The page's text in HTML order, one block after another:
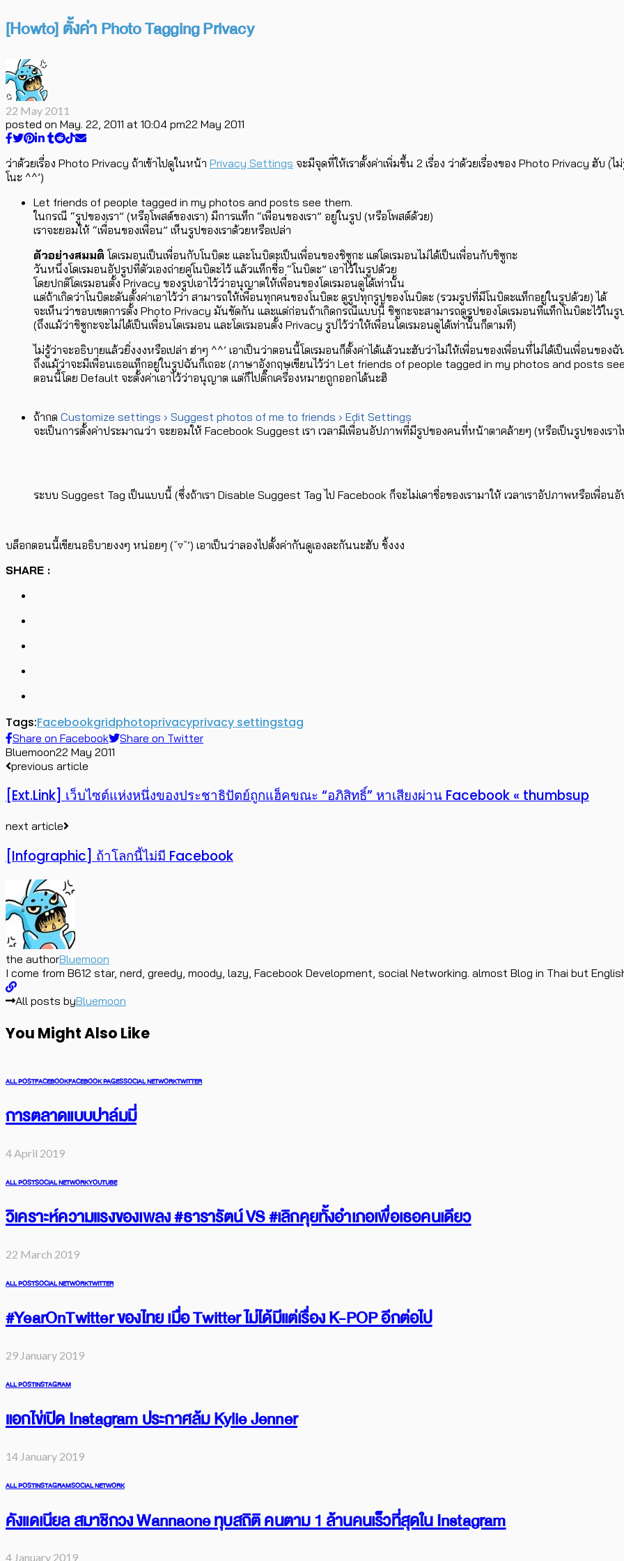
[Howto] ตั้งค่า Photo Tagging Privacy
22 May 2011
posted on May. 22, 2011 at 10:04 pm22 May 2011
ว่าด้วยเรื่อง Photo Privacy ถ้าเข้าไปดูในหน้า Privacy Settings จะมีจุดที่ให้เราตั้งค่าเพิ่มขึ้น 2 เรื่อง ว่าด้วยเรื่องของ Photo Privacy ฮับ
โนะ ^^’)
Let friends of people tagged in my photos and posts see them.
ในกรณี “รูปของเรา” (หรือโพสต์ของเรา) มีการแท็ก “เพื่อนของเรา” อยู่ในรูป (หรือโพสต์ด้วย)
เราจะยอมให้ “เพื่อนของเพื่อน” เห็นรูปของเราด้วยหรือเปล่า
ตัวอย่างสมมติ โดเรมอนเป็นเพื่อนกับโนบิตะ และโนบิตะเป็นเพื่อนของชิซูกะ แต่โดเรมอนไม่ได้เป็นเพื่อนกับชิซูกะ
วันหนึ่งโดเรมอนอัปรูปที่ตัวเองถ่ายคู่โนบิตะไว้ แล้วแท็กชื่อ “โนบิตะ” เอาไว้ในรูปด้วย
โดยปกติโดเรมอนตั้ง Privacy ของรูปเอาไว้ว่าอนุญาตให้เพื่อนของโดเรมอนดูได้เท่านั้น
แต่ถ้าเกิดว่าโนบิตะดันตั้งค่าเอาไว้ว่า สามารถให้เพื่อนทุกคนของโนบิตะ ดูรูปทุกรูปของโนบิตะ (รวมรูปที่มีโนบิตะแท็กอยู่ในรูปด้วย) ได้
จะเห็นว่าขอบเขตการตั้ง Photo Privacy มันขัดกัน และแต่ก่อนถ้าเกิดกรณีแบบนี้ ชิซูกะจะสามารถดูรูปของโดเรมอนที่แท็กโนบิตะไว้ในรู
(ถึงแม้ว่าชิซูกะจะไม่ได้เป็นเพื่อนโดเรมอน และโดเรมอนตั้ง Privacy รูปไว้ว่าให้เพื่อนโดเรมอนดูได้เท่านั้นก็ตามที)
ไม่รู้ว่าจะอธิบายแล้วยิ่งงงหรือเปล่า ฮ่าๆ ^^’ เอาเป็นว่าตอนนี้โดเรมอนก็ตั้งค่าได้แล้วนะฮับว่าไม่ให้เพื่อนของเพื่อนที่ไม่ได้เป็นเพื่อนขอ
ถึงแม้ว่าจะมีเพื่อนเธอแท็กอยู่ในรูปฉันก็เถอะ (ภาษาอังกฤษเขียนไว้ว่า Let friends of people tagged in my photos and posts
ตอนนี้โดย Default จะตั้งค่าเอาไว้ว่าอนุญาต แต่ก็ไปติ๊กเครื่องหมายถูกออกได้นะฮิ
ถ้ากด Customize settings › Suggest photos of me to friends › Edit Settings
จะเป็นการตั้งค่าประมาณว่า จะยอมให้ Facebook Suggest เรา เวลามีเพื่อนอัปภาพที่มีรูปของคนที่หน้าตาคล้ายๆ (หรือเป็นรูปของเราไ
ระบบ Suggest Tag เป็นแบบนี้ (ซึ่งถ้าเรา Disable Suggest Tag ไป Facebook ก็จะไม่เดาชื่อของเรามาให้ เวลาเราอัปภาพหรือเพื่อ
บล็อกตอนนี้เขียนอธิบายงงๆ หน่อยๆ (ˇ▿ˇ’) เอาเป็นว่าลองไปตั้งค่ากันดูเองละกันนะฮับ ชิ้งงง
SHARE :
Tags:Facebookgridphotoprivacyprivacy settingstag
Share on Facebook
Share on Twitter
Bluemoon22 May 2011
previous article
[Ext.Link] เว็บไซต์แห่งหนึ่งของประชาธิปัตย์ถูกแฮ็คขณะ “อภิสิทธิ์” หาเสียงผ่าน Facebook « thumbsup
next article
[Infographic] ถ้าโลกนี้ไม่มี Facebook
the authorBluemoon
I come from B612 star, nerd, greedy, moody, lazy, Facebook Development, social Networking. almost Blog in Thai but
All posts byBluemoon
You Might Also Like
ALL POSTFACEBOOKFACEBOOK PAGESSOCIAL NETWORKTWITTER
การตลาดแบบปาล์มมี่
4 April 2019
ALL POSTSOCIAL NETWORKYOUTUBE
วิเคราะห์ความแรงของเพลง #ธารารัตน์ VS #เลิกคุยทั้งอำเภอเพื่อเธอคนเดียว
22 March 2019
ALL POSTSOCIAL NETWORKTWITTER
#YearOnTwitter ของไทย เมื่อ Twitter ไม่ได้มีแต่เรื่อง K-POP อีกต่อไป
29 January 2019
ALL POSTINSTAGRAM
แอกไข่เปิด Instagram ประกาศล้ม Kylie Jenner
14 January 2019
ALL POSTINSTAGRAMSOCIAL NETWORK
คังแดเนียล สมาชิกวง Wannaone ทุบสถิติ คนตาม 1 ล้านคนเร็วที่สุดใน Instagram
4 January 2019